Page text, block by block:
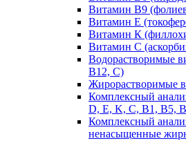
Витамин В9
Витамин Е
Витамин К
Витамин С
Водорастворимые
В12, С)
Жирорастворимые
Комплексный
D, E, K, C, B1, B5,
Комплексный
ненасыщенные